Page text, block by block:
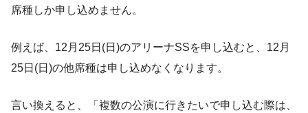
席種しか申し込めません。
例えば、12月25日(日)のアリーナSSを申し込むと、12月
25日(日)の他席種は申し込めなくなります。
言い換えると、「複数の公演に行きたいで申し込む際は、